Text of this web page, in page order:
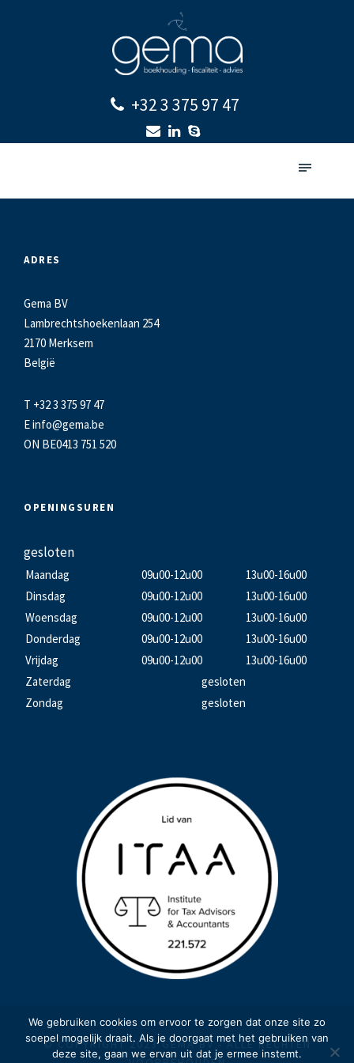
+32 3 375 97 47
ADRES
Gema BV
Lambrechtshoekenlaan 254
2170 Merksem
België
T +32 3 375 97 47
Einfo@gema.be
ON BE0413 751 520
OPENINGSUREN
gesloten
Maandag 09u00-12u00
13u00-16u00
Dinsdag
09u00-12u00
13u00-16u00
Woensdag
09u00-12u00
13u00-16u00
Donderdag
09u00-12u00
13u00-16u00
Vrijdag
09u00-12u00
13u00-16u00
Zaterdag
gesloten
Zondag
gesloten
© COPYRIGHT 2023 GEMA BV - ALLE RECHTEN
We gebruiken cookies om ervoor te zorgen dat onze site zo
soepel mogelijk draait. Als je doorgaat met het gebruiken van
deze site, gaan we ervan uit dat je ermee instemt.